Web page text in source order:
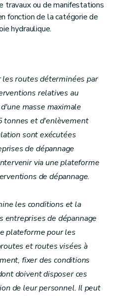
travaux ou de manifestations
fonction de la catégorie de
hydraulique.
routes déterminées par
relatives au
masse maximale
tonnes et d'enlèvement
sont exécutées
de dépannage
via une plateforme
de dépannage.
les conditions et la
entreprises de dépannage
plateforme pour les
et routes visées à
fixer des conditions
doivent disposer ces
de leur personnel. Il peut